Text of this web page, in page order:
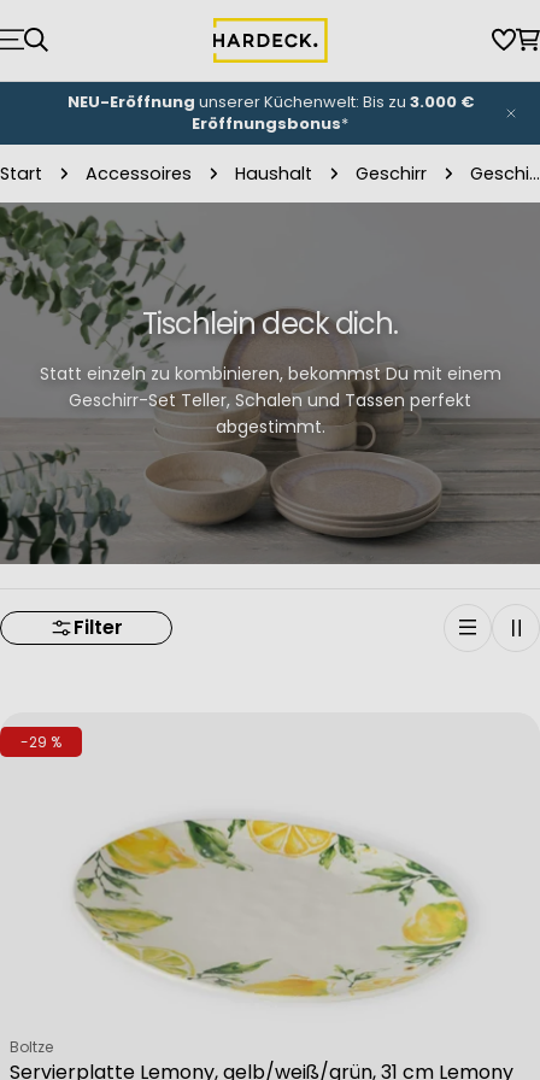
Inhalt
springen
NEU-Eröffnung unserer Küchenwelt: Bis zu 3.000 €
Eröffnungsbonus*
Start Accessoires Haushalt Geschirr Geschirr-Sets
Tischlein deck dich.
Statt einzeln zu kombinieren, bekommst Du mit einem
Geschirr-Set Teller, Schalen und Tassen perfekt
abgestimmt.
Filter
-29 %
Servierplatte Lemony, gelb/weiß/grün, 31 cm Lemony
Verkäufer:
Boltze